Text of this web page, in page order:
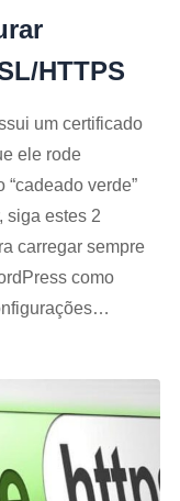
HTTPS
um certificado
ele rode
verde”
siga estes 2
carregar sempre
como